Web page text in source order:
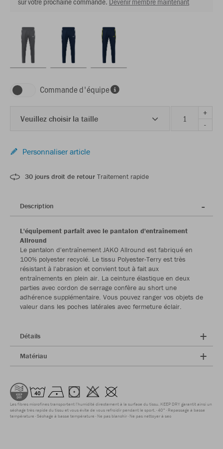
Commande d'équipe
Veuillez choisir la taille
+
-
Personnaliser article
30 jours droit de retour Traitement rapide
Description
L'équipement parfait avec le pantalon d'entraînement
Allround
Le pantalon d'entraînement JAKO Allround est fabriqué en
100% polyester recyclé. Le tissu Polyester-Terry est très
résistant à l'abrasion et convient tout à fait aux
entraînements en plein air. La ceinture élastique en deux
parties avec cordon de serrage confère au short une
adhérence supplémentaire. Vous pouvez ranger vos objets de
valeur dans les poches latérales avec fermeture éclair.
Détails
Matériau
Les fibres microfines transportent l'humidité directement à la surface du tissu. KEEP DRY garantit ainsi un
séchage très rapide du tissu et vous évite de vous refroidir pendant le sport. 40° Repassage à basse
température Séchage à basse température Ne pas blanchir Ne pas nettoyer à sec